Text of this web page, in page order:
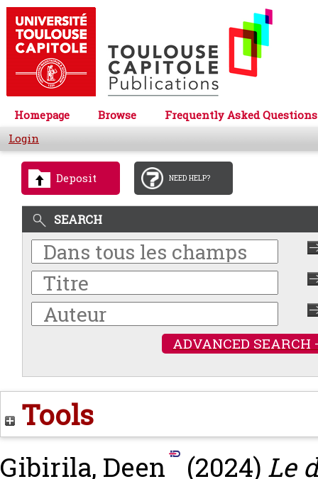
Homepage Browse
Frequently Asked Questions
Login
Deposit NEED HELP?
SEARCH
ADVANCED SEARCH
Tools
Gibirila, Deen (2024) Le